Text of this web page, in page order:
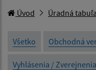
Úvod Úradná tabuľa
Všetko Obchodná
Vyhlásenia / Zverejnenia